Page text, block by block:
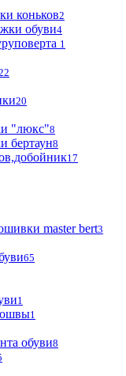
коньков2
обуви4
1
20
"люкс"8
бертаун8
17
master bert3
65
1
1
обуви8